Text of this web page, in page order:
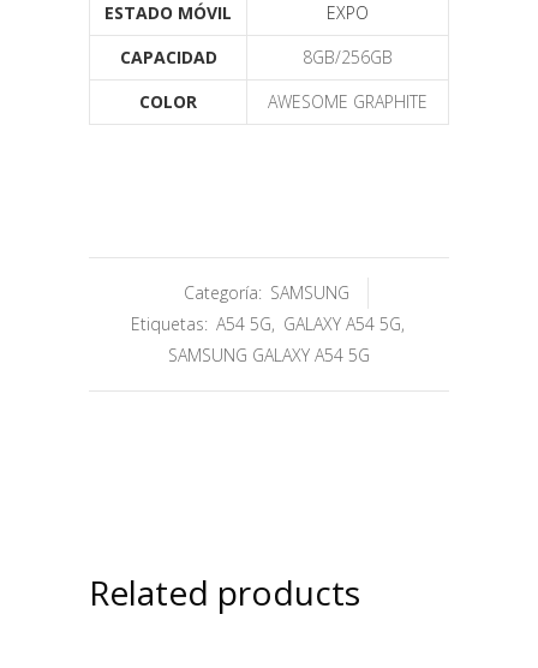
ESTADO MÓVIL
EXPO
CAPACIDAD
8GB/256GB
COLOR
AWESOME GRAPHITE
Categoría: SAMSUNG
Etiquetas: A54 5G, GALAXY A54 5G,
SAMSUNG GALAXY A54 5G
Related products